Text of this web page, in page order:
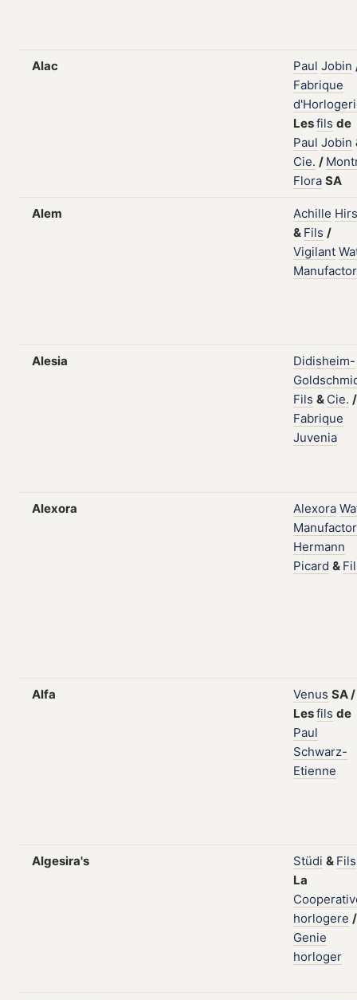
Alac Paul Jobin
Fabrique
Lesfils de
Paul Jobin
Cie. /
Flora SA
Alem Achille
& Fils /
Vigilant
Alesia
Didisheim-
Fils & Cie. /
Fabrique
Juvenia
Alexora Alexora
Hermann
Picard &
Alfa Venus SA/
Lesfils de
Paul
Schwarz-
Etienne
Algesira's Stüdi & Fils
La
horlogere
Genie
horloger